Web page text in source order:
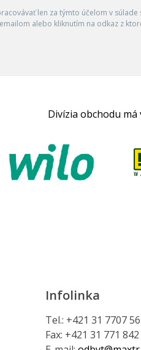
len za týmto účelom v
alebo kliknutím na odkaz z
Divízia obchodu
Infolinka
Tel.: +421 31 7707
Fax: +421 31 771 842